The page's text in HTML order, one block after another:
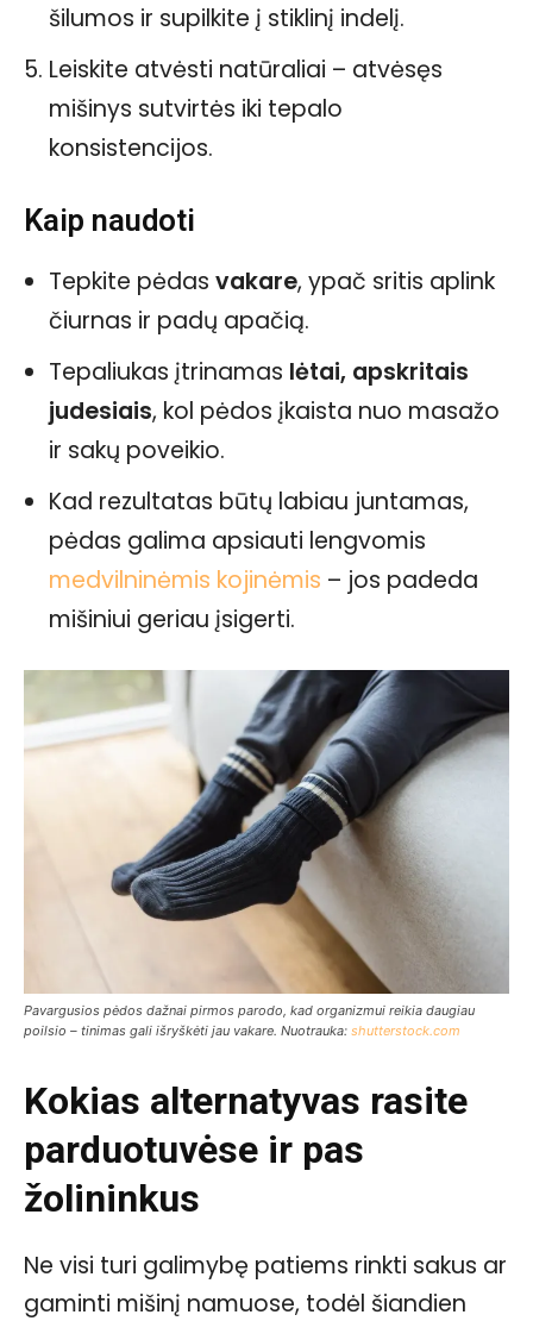
šilumos ir supilkite į stiklinį indelį.
Leiskite atvėsti natūraliai – atvėsęs
mišinys sutvirtės iki tepalo
konsistencijos.
Kaip naudoti
Tepkite pėdas vakare, ypač sritis aplink
čiurnas ir padų apačią.
Tepaliukas įtrinamas lėtai, apskritais
judesiais, kol pėdos įkaista nuo masažo
ir sakų poveikio.
Kad rezultatas būtų labiau juntamas,
pėdas galima apsiauti lengvomis
medvilninėmis kojinėmis – jos padeda
mišiniui geriau įsigerti.
Pavargusios pėdos dažnai pirmos parodo, kad organizmui reikia daugiau
poilsio – tinimas gali išryškėti jau vakare. Nuotrauka: shutterstock.com
Kokias alternatyvas rasite
parduotuvėse ir pas
žolininkus
Ne visi turi galimybę patiems rinkti sakus ar
gaminti mišinį namuose, todėl šiandien